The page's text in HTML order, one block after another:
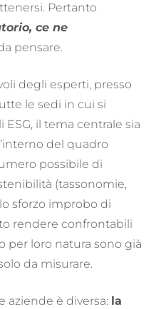
Pertanto
ce ne
pensare.
degli esperti, presso
le sedi in cui si
il tema centrale sia
del quadro
possibile di
(tassonomie,
sforzo improbo di
rendere confrontabili
per loro natura sono già
da misurare.
aziende è diversa: la